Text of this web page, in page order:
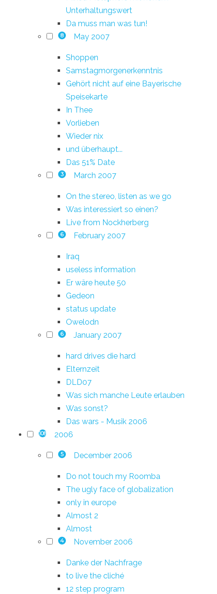
Unterhaltungswert
Da muss man was tun!
8 May 2007
Shoppen
Samstagmorgenerkenntnis
Gehört nicht auf eine Bayerische
Speisekarte
In Thee
Vorlieben
Wieder nix
und überhaupt...
Das 51% Date
3 March 2007
On the stereo, listen as we go
Was interessiert so einen?
Live from Nockherberg
6 February 2007
Iraq
useless information
Er wäre heute 50
Gedeon
status update
Owelodn
6 January 2007
hard drives die hard
Elternzeit
DLD07
Was sich manche Leute erlauben
Was sonst?
Das wars - Musik 2006
108 2006
5 December 2006
Do not touch my Roomba
The ugly face of globalization
only in europe
Almost 2
Almost
4 November 2006
Danke der Nachfrage
to live the cliché
12 step program